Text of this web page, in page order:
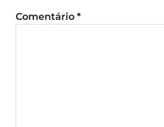
Comentário *